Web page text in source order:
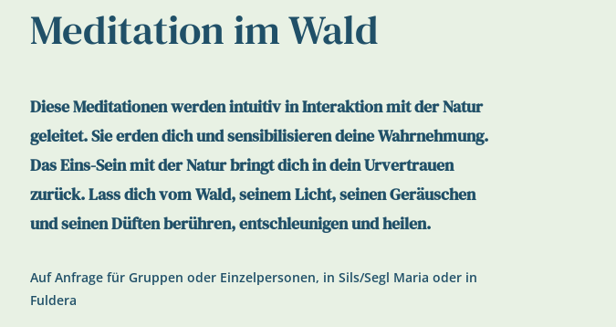
Meditation im Wald
Diese Meditationen werden intuitiv in Interaktion mit der Natur
geleitet. Sie erden dich und sensibilisieren deine Wahrnehmung.
Das Eins-Sein mit der Natur bringt dich in dein Urvertrauen
zurück. Lass dich vom Wald, seinem Licht, seinen Geräuschen
und seinen Düften berühren, entschleunigen und heilen.
Auf Anfrage für Gruppen oder Einzelpersonen, in Sils/Segl Maria oder in
Fuldera